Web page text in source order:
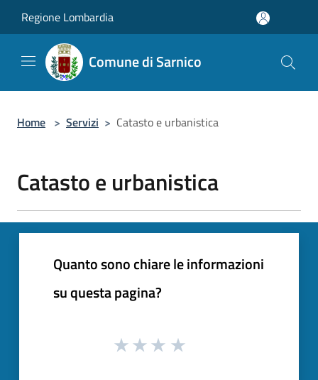
Regione Lombardia
Comune di Sarnico
Home > Servizi > Catasto e urbanistica
Catasto e urbanistica
Quanto sono chiare le informazioni
su questa pagina?